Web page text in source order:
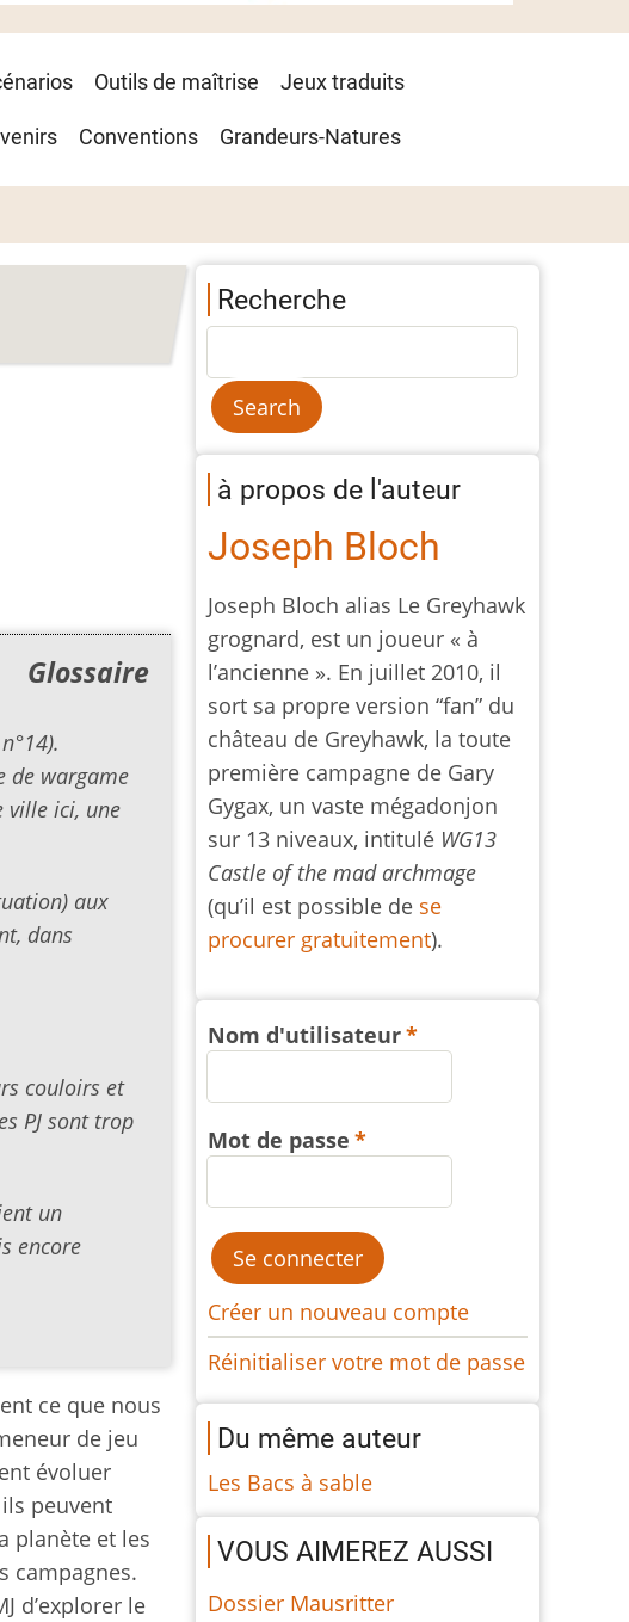
Outils de maîtrise Jeux traduits
Conventions Grandeurs-Natures
Glossaire
).
de wargame
ville ici, une
aux
dans
couloirs et
PJ sont trop
un
encore
ce que nous
de jeu
évoluer
peuvent
planète et les
campagnes.
d’explorer le
Recherche
à propos de l'auteur
Joseph Bloch
Joseph Bloch alias Le Greyhawk
grognard, est un joueur « à
l’ancienne ». En juillet 2010, il
sort sa propre version “fan” du
château de Greyhawk, la toute
première campagne de Gary
Gygax, un vaste mégadonjon
sur 13 niveaux, intitulé WG13
Castle of the mad archmage
(qu’il est possible de se
procurer gratuitement).
Nom d'utilisateur
Mot de passe
Créer un nouveau compte
Réinitialiser votre mot de passe
Du même auteur
Les Bacs à sable
VOUS AIMEREZ AUSSI
Dossier Mausritter